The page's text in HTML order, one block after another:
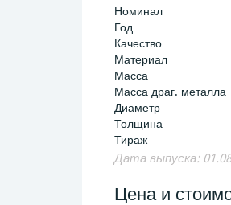
Номинал
Год
Качество
Материал
Масса
Масса драг. металла
Диаметр
Толщина
Тираж
Дата выпуска:
Цена и